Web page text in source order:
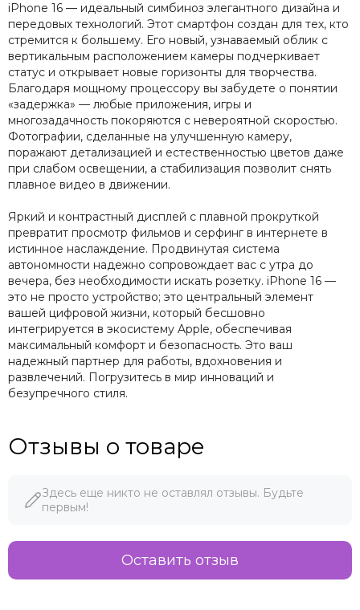
iPhone 16 — идеальный симбиноз элегантного дизайна и
передовых технологий. Этот смартфон создан для тех, кто
стремится к большему. Его новый, узнаваемый облик с
вертикальным расположением камеры подчеркивает
статус и открывает новые горизонты для творчества.
Благодаря мощному процессору вы забудете о понятии
«задержка» — любые приложения, игры и
многозадачность покоряются с невероятной скоростью.
Фотографии, сделанные на улучшенную камеру,
поражают детализацией и естественностью цветов даже
при слабом освещении, а стабилизация позволит снять
плавное видео в движении.
Яркий и контрастный дисплей с плавной прокруткой
превратит просмотр фильмов и серфинг в интернете в
истинное наслаждение. Продвинутая система
автономности надежно сопровождает вас с утра до
вечера, без необходимости искать розетку. iPhone 16 —
это не просто устройство; это центральный элемент
вашей цифровой жизни, который бесшовно
интегрируется в экосистему Apple, обеспечивая
максимальный комфорт и безопасность. Это ваш
надежный партнер для работы, вдохновения и
развлечений. Погрузитесь в мир инноваций и
безупречного стиля.
Отзывы о товаре
Здесь еще никто не оставлял отзывы. Будьте
первым!
Оставить отзыв